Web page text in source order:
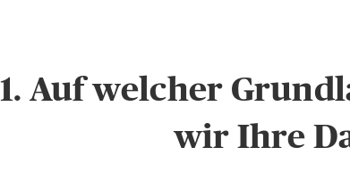
1. Auf welcher
wir Ihre